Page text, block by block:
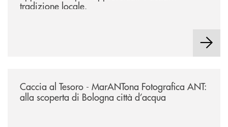
tradizione locale.
Caccia al Tesoro - MarANTona Fotografica ANT:
alla scoperta di Bologna città d’acqua